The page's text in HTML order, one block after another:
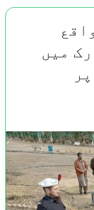
میں